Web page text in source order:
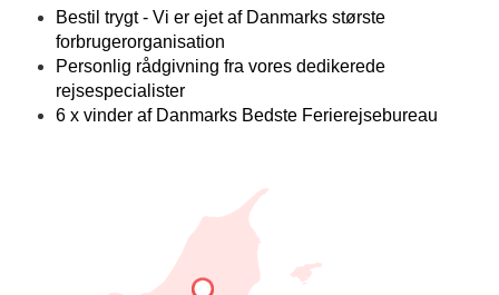
Bestil trygt - Vi er ejet af Danmarks største
forbrugerorganisation
Personlig rådgivning fra vores dedikerede
rejsespecialister
6 x vinder af Danmarks Bedste Ferierejsebureau